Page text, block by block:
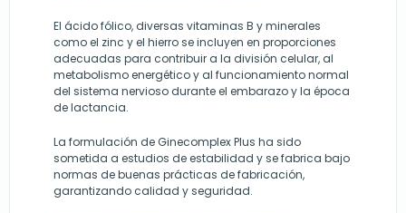
El ácido fólico, diversas vitaminas B y minerales
como el zinc y el hierro se incluyen en proporciones
adecuadas para contribuir a la división celular, al
metabolismo energético y al funcionamiento normal
del sistema nervioso durante el embarazo y la época
de lactancia.
La formulación de Ginecomplex Plus ha sido
sometida a estudios de estabilidad y se fabrica bajo
normas de buenas prácticas de fabricación,
garantizando calidad y seguridad.